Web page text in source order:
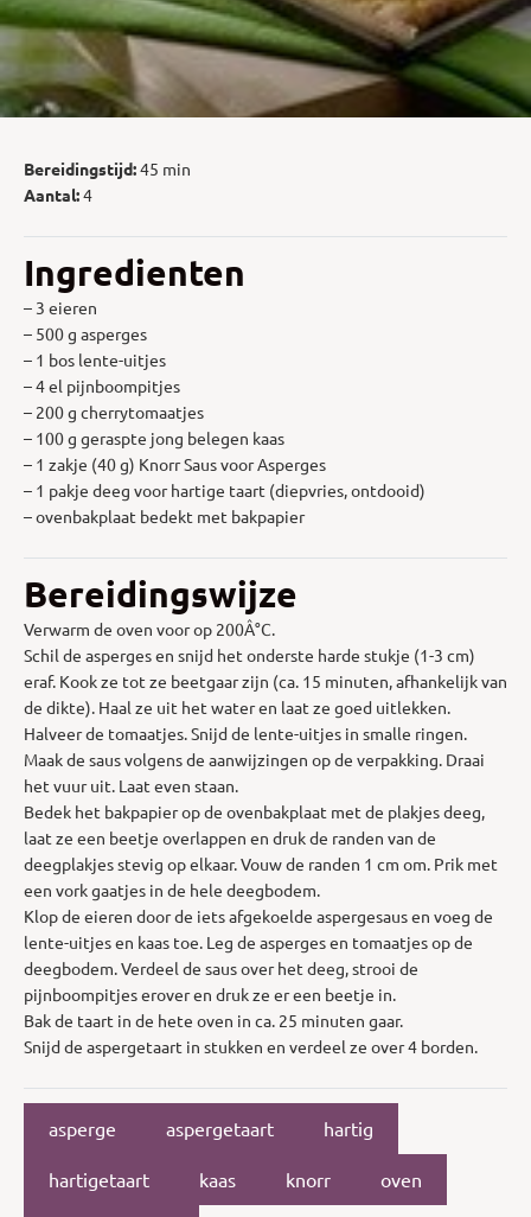
Bereidingstijd:45 min
Aantal:4
Ingredienten
– 3 eieren
– 500 g asperges
– 1 bos lente-uitjes
– 4 el pijnboompitjes
– 200 g cherrytomaatjes
– 100 g geraspte jong belegen kaas
– 1 zakje (40 g) Knorr Saus voor Asperges
– 1 pakje deeg voor hartige taart (diepvries, ontdooid)
– ovenbakplaat bedekt met bakpapier
Bereidingswijze
Verwarm de oven voor op 200Â°C.
Schil de asperges en snijd het onderste harde stukje (1-3 cm)
eraf. Kook ze tot ze beetgaar zijn (ca. 15 minuten, afhankelijk van
de dikte). Haal ze uit het water en laat ze goed uitlekken.
Halveer de tomaatjes. Snijd de lente-uitjes in smalle ringen.
Maak de saus volgens de aanwijzingen op de verpakking. Draai
het vuur uit. Laat even staan.
Bedek het bakpapier op de ovenbakplaat met de plakjes deeg,
laat ze een beetje overlappen en druk de randen van de
deegplakjes stevig op elkaar. Vouw de randen 1 cm om. Prik met
een vork gaatjes in de hele deegbodem.
Klop de eieren door de iets afgekoelde aspergesaus en voeg de
lente-uitjes en kaas toe. Leg de asperges en tomaatjes op de
deegbodem. Verdeel de saus over het deeg, strooi de
pijnboompitjes erover en druk ze er een beetje in.
Bak de taart in de hete oven in ca. 25 minuten gaar.
Snijd de aspergetaart in stukken en verdeel ze over 4 borden.
asperge aspergetaart hartig
hartigetaart kaas knorr oven